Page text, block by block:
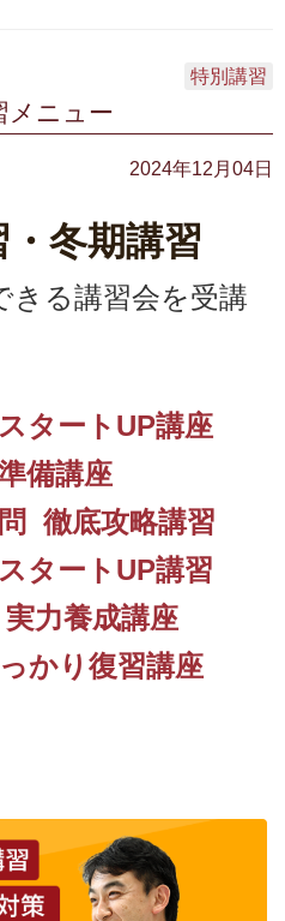
特別講習
メニュー
2024年12月04日
冬期講習
きる講習会を受講
タートUP講座
備講座
徹底攻略講習
タートUP講習
力養成講座
かり復習講座